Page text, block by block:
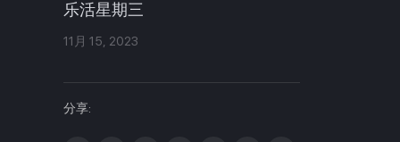
乐活星期三
11月 15, 2023
分享: